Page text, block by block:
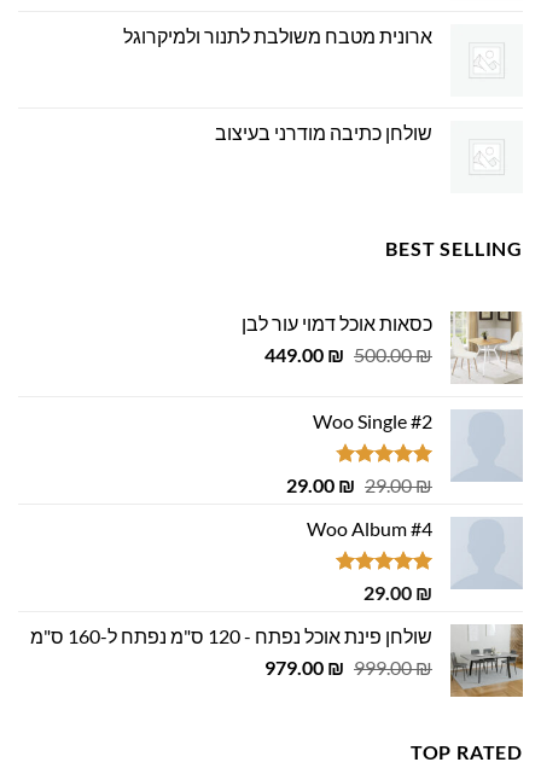
ארונית מטבח משולבת לתנור ולמיקרוגל
שולחן כתיבה מודרני בעיצוב
BEST SELLING
כסאות אוכל דמוי עור לבן
500.00₪
המחיר
500.00 ₪.
449.00 ₪
המחיר
Woo Single #2
דורג4.75
29.00₪
המחיר
היה:
29.00 ₪.
29.00 ₪
המחיר
Woo Album #4
דורג5.00
29.00 ₪
שולחן פינת אוכל נפתח - 120 ס"מ נפתח ל-160 ס"מ
999.00₪
המחיר
979.00 ₪
המחיר
TOP RATED